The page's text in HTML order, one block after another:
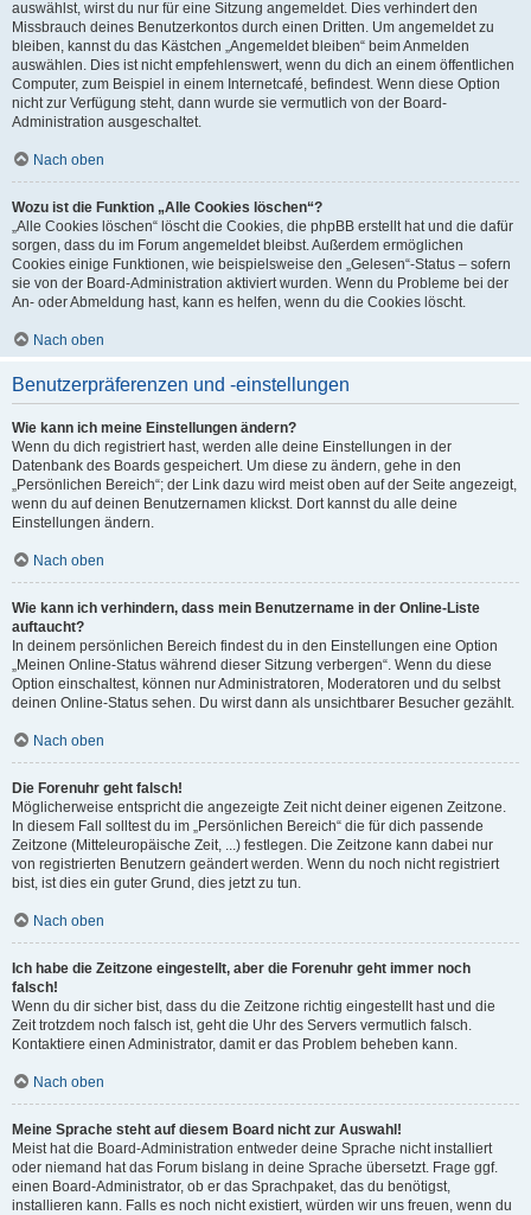
auswählst, wirst du nur für eine Sitzung angemeldet. Dies verhindert den
Missbrauch deines Benutzerkontos durch einen Dritten. Um angemeldet zu
bleiben, kannst du das Kästchen „Angemeldet bleiben“ beim Anmelden
auswählen. Dies ist nicht empfehlenswert, wenn du dich an einem öffentlichen
Computer, zum Beispiel in einem Internetcafé, befindest. Wenn diese Option
nicht zur Verfügung steht, dann wurde sie vermutlich von der Board-
Administration ausgeschaltet.
Nach oben
Wozu ist die Funktion „Alle Cookies löschen“?
„Alle Cookies löschen“ löscht die Cookies, die phpBB erstellt hat und die dafür
sorgen, dass du im Forum angemeldet bleibst. Außerdem ermöglichen
Cookies einige Funktionen, wie beispielsweise den „Gelesen“-Status – sofern
sie von der Board-Administration aktiviert wurden. Wenn du Probleme bei der
An- oder Abmeldung hast, kann es helfen, wenn du die Cookies löscht.
Nach oben
Benutzerpräferenzen und -einstellungen
Wie kann ich meine Einstellungen ändern?
Wenn du dich registriert hast, werden alle deine Einstellungen in der
Datenbank des Boards gespeichert. Um diese zu ändern, gehe in den
„Persönlichen Bereich“; der Link dazu wird meist oben auf der Seite angezeigt,
wenn du auf deinen Benutzernamen klickst. Dort kannst du alle deine
Einstellungen ändern.
Nach oben
Wie kann ich verhindern, dass mein Benutzername in der Online-Liste
auftaucht?
In deinem persönlichen Bereich findest du in den Einstellungen eine Option
„Meinen Online-Status während dieser Sitzung verbergen“. Wenn du diese
Option einschaltest, können nur Administratoren, Moderatoren und du selbst
deinen Online-Status sehen. Du wirst dann als unsichtbarer Besucher gezählt.
Nach oben
Die Forenuhr geht falsch!
Möglicherweise entspricht die angezeigte Zeit nicht deiner eigenen Zeitzone.
In diesem Fall solltest du im „Persönlichen Bereich“ die für dich passende
Zeitzone (Mitteleuropäische Zeit, ...) festlegen. Die Zeitzone kann dabei nur
von registrierten Benutzern geändert werden. Wenn du noch nicht registriert
bist, ist dies ein guter Grund, dies jetzt zu tun.
Nach oben
Ich habe die Zeitzone eingestellt, aber die Forenuhr geht immer noch
falsch!
Wenn du dir sicher bist, dass du die Zeitzone richtig eingestellt hast und die
Zeit trotzdem noch falsch ist, geht die Uhr des Servers vermutlich falsch.
Kontaktiere einen Administrator, damit er das Problem beheben kann.
Nach oben
Meine Sprache steht auf diesem Board nicht zur Auswahl!
Meist hat die Board-Administration entweder deine Sprache nicht installiert
oder niemand hat das Forum bislang in deine Sprache übersetzt. Frage ggf.
einen Board-Administrator, ob er das Sprachpaket, das du benötigst,
installieren kann. Falls es noch nicht existiert, würden wir uns freuen, wenn du